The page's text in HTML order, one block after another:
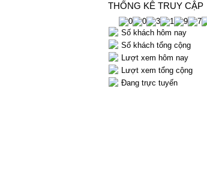
THỐNG KÊ TRUY CẬP
Số khách hôm nay
Số khách tổng cộng
Lượt xem hôm nay
Lượt xem tổng cộng
Đang trực tuyến